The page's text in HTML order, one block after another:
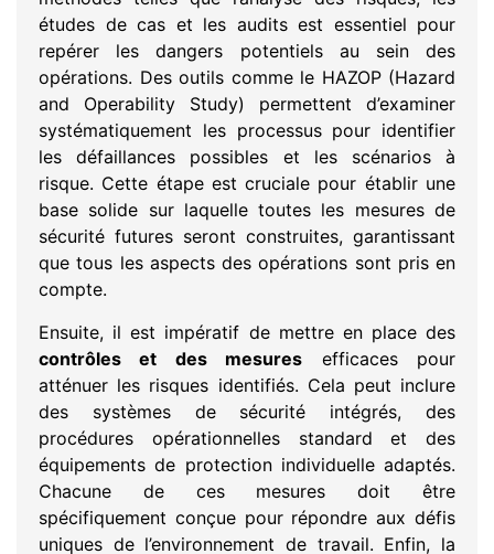
études de cas et les audits est essentiel pour
repérer les dangers potentiels au sein des
opérations. Des outils comme le HAZOP (Hazard
and Operability Study) permettent d’examiner
systématiquement les processus pour identifier
les défaillances possibles et les scénarios à
risque. Cette étape est cruciale pour établir une
base solide sur laquelle toutes les mesures de
sécurité futures seront construites, garantissant
que tous les aspects des opérations sont pris en
compte.
Ensuite, il est impératif de mettre en place des
contrôles et des mesures efficaces pour
atténuer les risques identifiés. Cela peut inclure
des systèmes de sécurité intégrés, des
procédures opérationnelles standard et des
équipements de protection individuelle adaptés.
Chacune de ces mesures doit être
spécifiquement conçue pour répondre aux défis
uniques de l’environnement de travail. Enfin, la